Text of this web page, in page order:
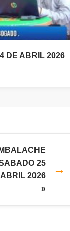
DE ABRIL 2026
25
ABRIL 2026
»